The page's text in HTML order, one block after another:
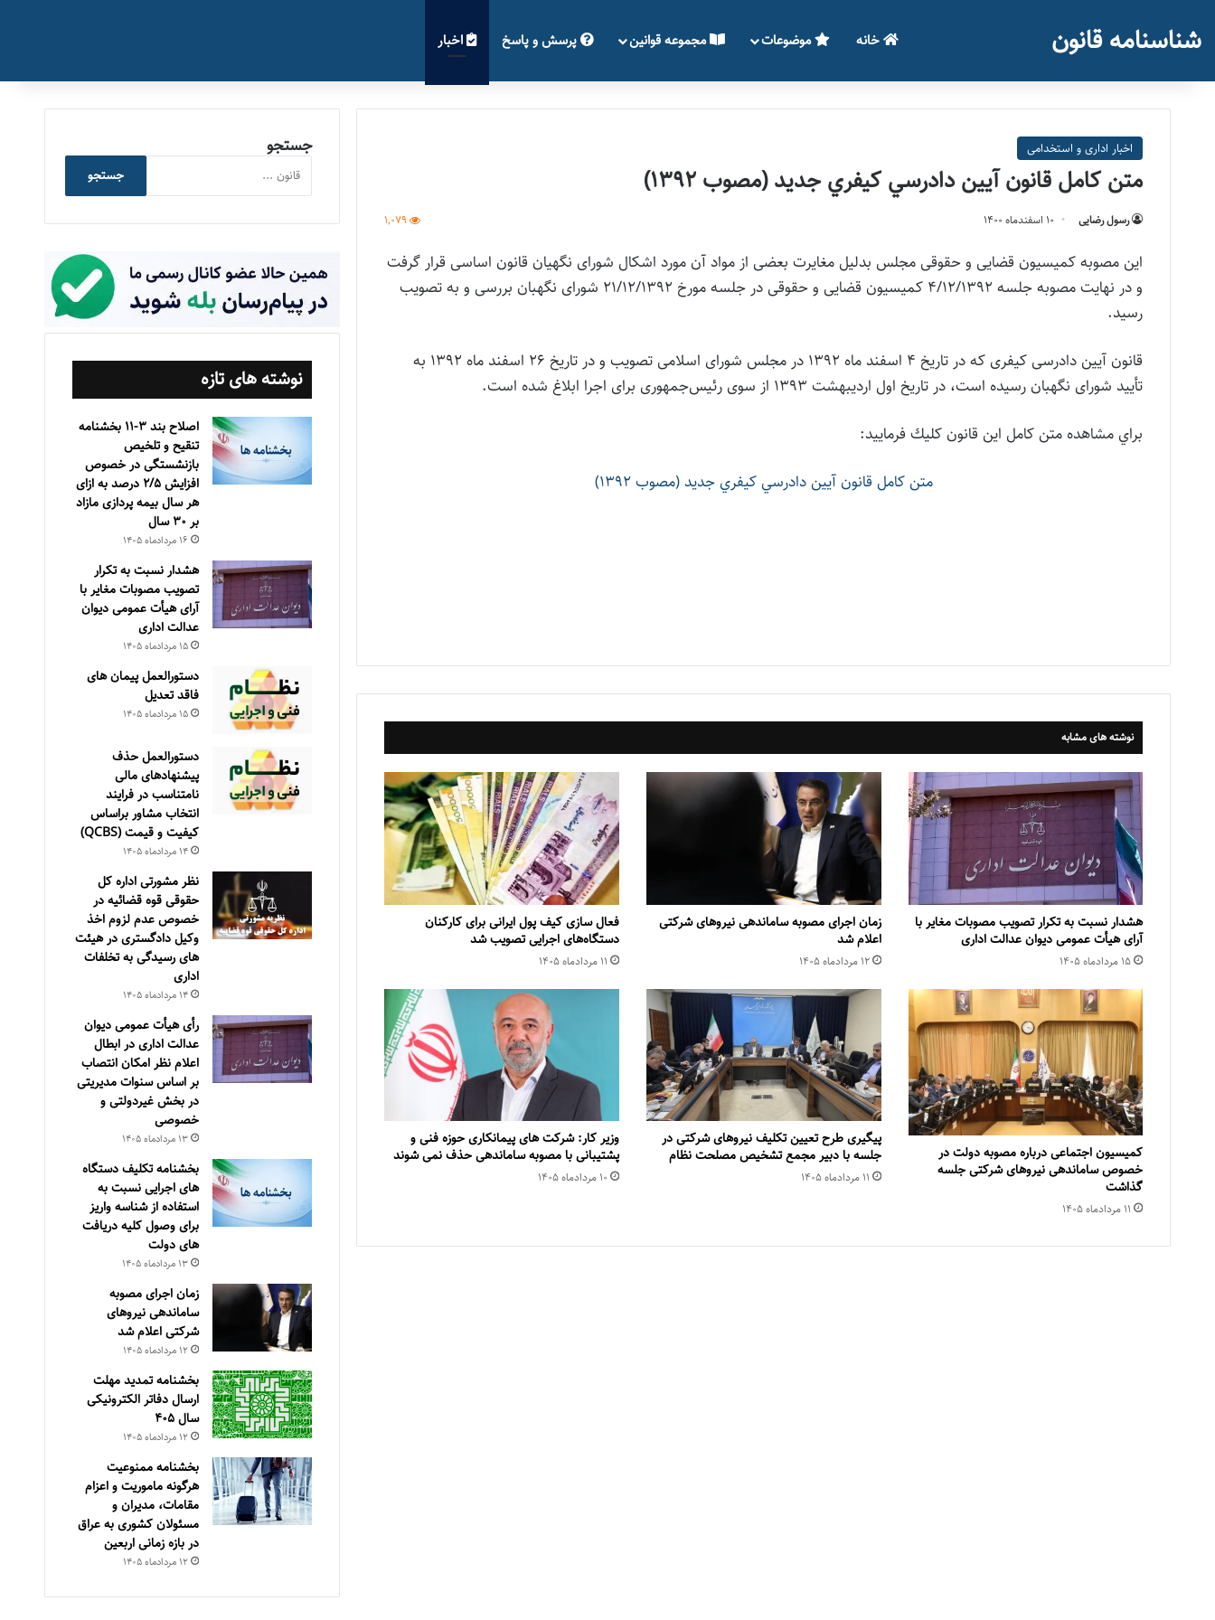
شناسنامه قانون خانه موضوعات مجموعه قوانین پرسش و پاسخ اخبار
اخبار اداری و استخدامی
متن كامل قانون آيين دادرسي كيفري جديد (مصوب 1392)
رسول رضایی ۱۰ اسفند‌ماه ۱۴۰۰ 1,079
این مصوبه کمیسیون قضایی و حقوقی مجلس بدلیل مغایرت بعضی از مواد آن مورد اشکال شورای نگهیان قانون اساسی قرار گرفت
و در نهایت مصوبه جلسه 4/12/1392 کمیسیون قضایی و حقوقی در جلسه مورخ 21/12/1392 شورای نگهبان بررسی و به تصویب
رسید.
قانون آیین دادرسی کیفری که در تاریخ 4 اسفند ماه 1392 در مجلس شورای اسلامی تصویب و در تاریخ 26 اسفند ماه 1392 به
تأیید شورای نگهبان رسیده است، در تاریخ اول اردیبهشت 1393 از سوی رئیس‌جمهوری برای اجرا ابلاغ شده است.
براي مشاهده متن كامل اين قانون كليك فرماييد:
متن كامل قانون آيين دادرسي كيفري جديد (مصوب 1392)
نوشته های مشابه
هشدار نسبت به تکرار تصویب مصوبات مغایر با
آرای هیأت عمومی دیوان عدالت اداری
۱۵ مرداد‌ماه ۱۴۰۵
زمان اجرای مصوبه ساماندهی نیروهای شرکتی
اعلام شد
۱۲ مرداد‌ماه ۱۴۰۵
فعال سازی کیف پول ایرانی برای کارکنان
دستگاه‌های اجرایی تصویب شد
۱۱ مرداد‌ماه ۱۴۰۵
کمیسیون اجتماعی درباره مصوبه دولت در
خصوص ساماندهی نیروهای شرکتی جلسه
گذاشت
۱۱ مرداد‌ماه ۱۴۰۵
پیگیری طرح تعیین تکلیف نیروهای شرکتی در
جلسه با دبیر مجمع تشخیص مصلحت نظام
۱۱ مرداد‌ماه ۱۴۰۵
وزیر کار: شرکت های پیمانکاری حوزه فنی و
پشتیبانی با مصوبه ساماندهی حذف نمی شوند
۱۰ مرداد‌ماه ۱۴۰۵
جستجو
جستجو
نوشته های تازه
اصلاح بند ۳‏-۱۱ بخشنامه
تنقیح و تلخیص
بازنشستگی در خصوص
افزایش ۵‏‏‏‏‏‏‏‏‏/۲ درصد به ازای
هر سال بیمه پردازی مازاد
بر ۳۰‏ سال
۱۶ مرداد‌ماه ۱۴۰۵
هشدار نسبت به تکرار
تصویب مصوبات مغایر با
آرای هیأت عمومی دیوان
عدالت اداری
۱۵ مرداد‌ماه ۱۴۰۵
دستورالعمل پیمان های
فاقد تعدیل
۱۵ مرداد‌ماه ۱۴۰۵
دستورالعمل حذف
پيشنهادهای مالی
نامتناسب در فرايند
انتخاب مشاور براساس
كيفيت و قيمت (QCBS)
۱۴ مرداد‌ماه ۱۴۰۵
نظر مشورتی اداره کل
حقوقی قوه قضائیه در
خصوص عدم لزوم اخذ
وکیل دادگستری در هیئت
های رسیدگی به تخلفات
اداری
۱۴ مرداد‌ماه ۱۴۰۵
رأی هیأت عمومی دیوان
عدالت اداری در ابطال
اعلام نظر امکان انتصاب
بر اساس سنوات مدیریتی
در بخش غیردولتی و
خصوصی
۱۳ مرداد‌ماه ۱۴۰۵
بخشنامه تکلیف دستگاه
های اجرایی نسبت به
استفاده از شناسه واریز
برای وصول کلیه دریافت
های دولت
۱۳ مرداد‌ماه ۱۴۰۵
زمان اجرای مصوبه
ساماندهی نیروهای
شرکتی اعلام شد
۱۲ مرداد‌ماه ۱۴۰۵
بخشنامه تمدید مهلت
ارسال دفاتر الکترونیکی
سال ۴۰۵
۱۲ مرداد‌ماه ۱۴۰۵
بخشنامه ممنوعیت
هرگونه ماموریت و اعزام
مقامات، مدیران و
مسئولان کشوری به عراق
در بازه زمانی اربعین
۱۲ مرداد‌ماه ۱۴۰۵